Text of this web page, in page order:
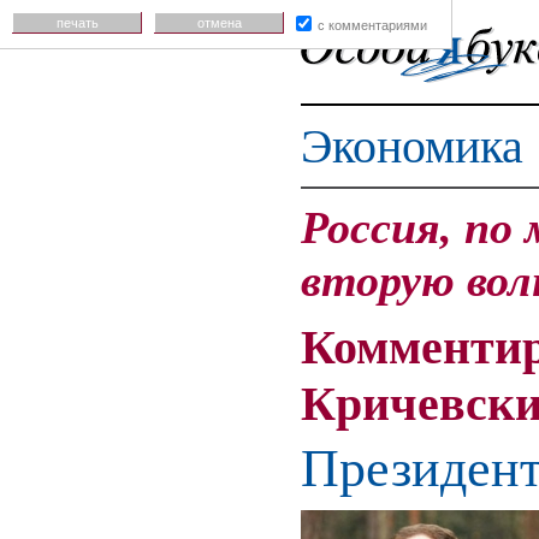
Экономика
Россия,
вторую
печать отмена с комментариями